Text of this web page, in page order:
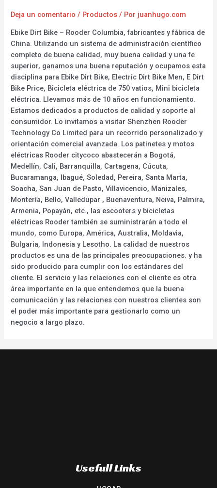
Deja un comentario / Productos / Por juanhugo.com
Ebike Dirt Bike – Rooder Columbia, fabricantes y fábrica de
China. Utilizando un sistema de administración científico
completo de buena calidad, muy buena calidad y una fe
superior, ganamos una buena reputación y ocupamos esta
disciplina para Ebike Dirt Bike, Electric Dirt Bike Men, E Dirt
Bike Price, Bicicleta eléctrica de 750 vatios, Mini bicicleta
eléctrica. Llevamos más de 10 años en funcionamiento.
Estamos dedicados a productos de calidad y soporte al
consumidor. Lo invitamos a visitar Shenzhen Rooder
Technology Co Limited para un recorrido personalizado y
orientación comercial avanzada. Los patinetes y motos
eléctricas Rooder citycoco abastecerán a Bogotá,
Medellín, Cali, Barranquilla, Cartagena, Cúcuta,
Bucaramanga, Ibagué, Soledad, Pereira, Santa Marta,
Soacha, San Juan de Pasto, Villavicencio, Manizales,
Montería, Bello, Valledupar , Buenaventura, Neiva, Palmira,
Armenia, Popayán, etc., las escooters y bicicletas
eléctricas Rooder también se suministrarán a todo el
mundo, como Europa, América, Australia, Moldavia,
Bulgaria, Indonesia y Lesotho. La calidad de nuestros
productos es una de las principales preocupaciones. y ha
sido producido para cumplir con los estándares del
cliente. El servicio y las relaciones con el cliente es otra
área importante en la que entendemos que la buena
comunicación y las relaciones con nuestros clientes son
el poder más importante para gestionarlo como un
negocio a largo plazo.
Usefull Links